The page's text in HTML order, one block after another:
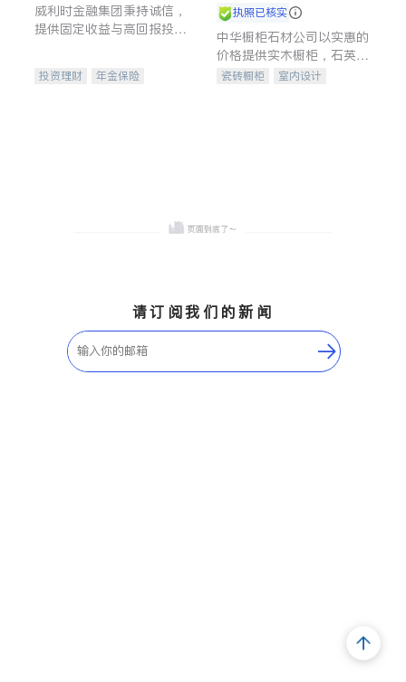
威利时金融集团秉持诚信，
提供固定收益与高回报投资
合，助力客户实现目标
投资理财
年金保险
执照已核实
中华橱柜石材公司以实惠的
价格提供实木橱柜，石英石
台面，多种优质不锈钢水
瓷砖橱柜
室内设计
请订阅我们的新闻